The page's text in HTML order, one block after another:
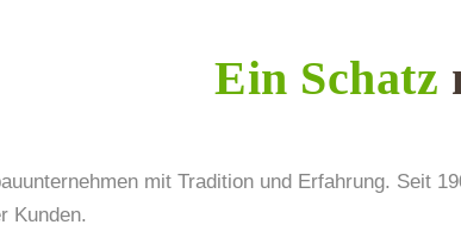
Ein Schatz
mit Tradition und Erfahrung. Seit
Kunden.